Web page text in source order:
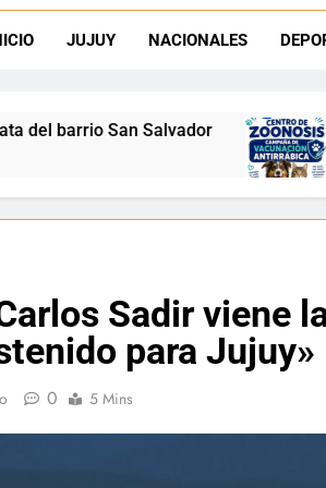
Retirados de
JUJUY NACIONALES
Vacunación
Sadir viene
para Jujuy»
0 5 Mins